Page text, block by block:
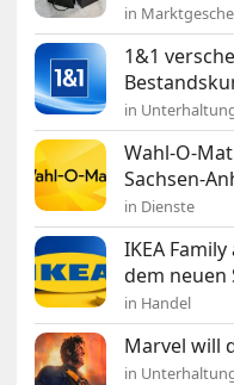
in
1&1
in
Wahl-O-
Sachsen-
in Dienste
IKEA
dem neuen
in Handel
Marvel will
in